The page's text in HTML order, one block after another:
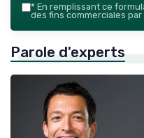
* En remplissant ce
des fins commerciales
Parole d'experts